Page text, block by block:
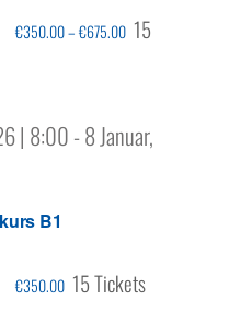
€350.00 – €675.00 15
B1
| 8:00-8 Januar,
€350.00 15 Tickets